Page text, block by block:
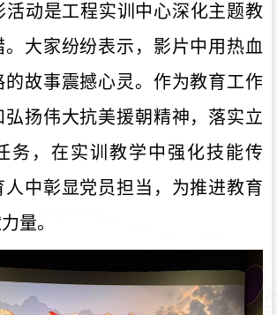
活动是工程实训中心深化主题教
。大家纷纷表示，影片中用热血
的故事震撼心灵。作为教育工作
扬伟大抗美援朝精神，落实立
务，在实训教学中强化技能传
人中彰显党员担当，为推进教育
量。